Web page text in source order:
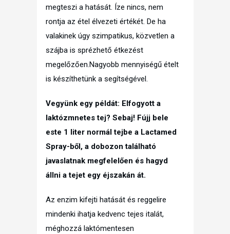
megteszi a hatását. Íze nincs, nem
rontja az étel élvezeti értékét. De ha
valakinek úgy szimpatikus, közvetlen a
szájba is sprézhető étkezést
megelőzően.Nagyobb mennyiségű ételt
is készíthetünk a segítségével.
Vegyünk egy példát: Elfogyott a
laktózmnetes tej? Sebaj! Fújj bele
este 1 liter normál tejbe a Lactamed
Spray-ből, a dobozon található
javaslatnak megfelelően és hagyd
állni a tejet egy éjszakán át.
Az enzim kifejti hatását és reggelire
mindenki ihatja kedvenc tejes italát,
méghozzá laktómentesen